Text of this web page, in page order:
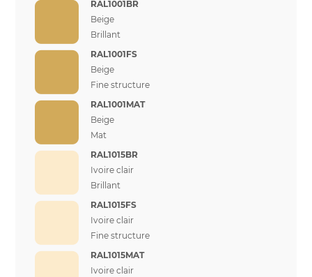
RAL1001BR
Beige
Brillant
RAL1001FS
Beige
Fine structure
RAL1001MAT
Beige
Mat
RAL1015BR
Ivoire clair
Brillant
RAL1015FS
Ivoire clair
Fine structure
RAL1015MAT
Ivoire clair